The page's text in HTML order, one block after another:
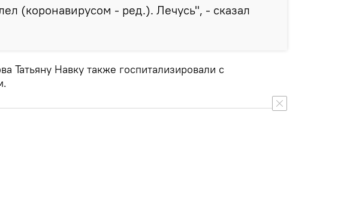
(коронавирусом - ред.). Лечусь", - сказал
Татьяну Навку также госпитализировали с